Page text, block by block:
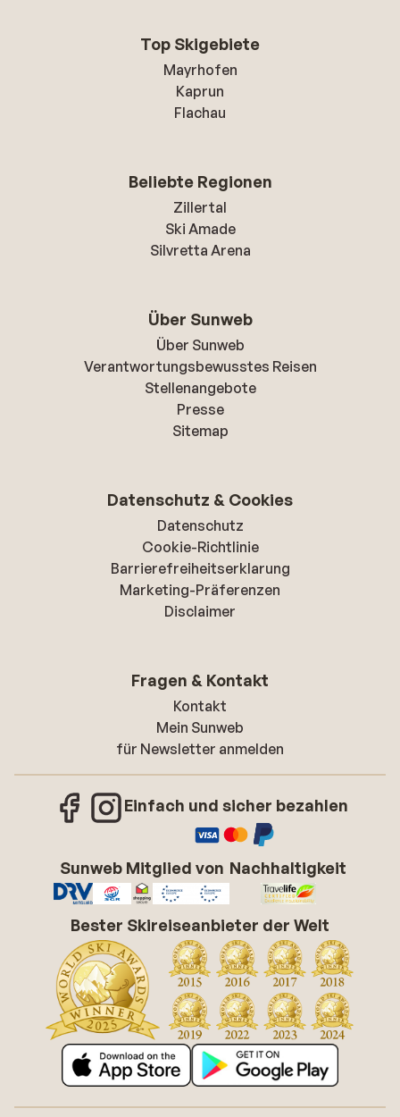
Top Skigebiete
Mayrhofen
Kaprun
Flachau
Beliebte Regionen
Zillertal
Ski Amade
Silvretta Arena
Über Sunweb
Über Sunweb
Verantwortungsbewusstes Reisen
Stellenangebote
Presse
Sitemap
Datenschutz & Cookies
Datenschutz
Cookie-Richtlinie
Barrierefreiheitserklarung
Marketing-Präferenzen
Disclaimer
Fragen & Kontakt
Kontakt
Mein Sunweb
für Newsletter anmelden
Einfach und sicher bezahlen
Sunweb Mitglied von Nachhaltigkeit
Bester Skireiseanbieter der Welt